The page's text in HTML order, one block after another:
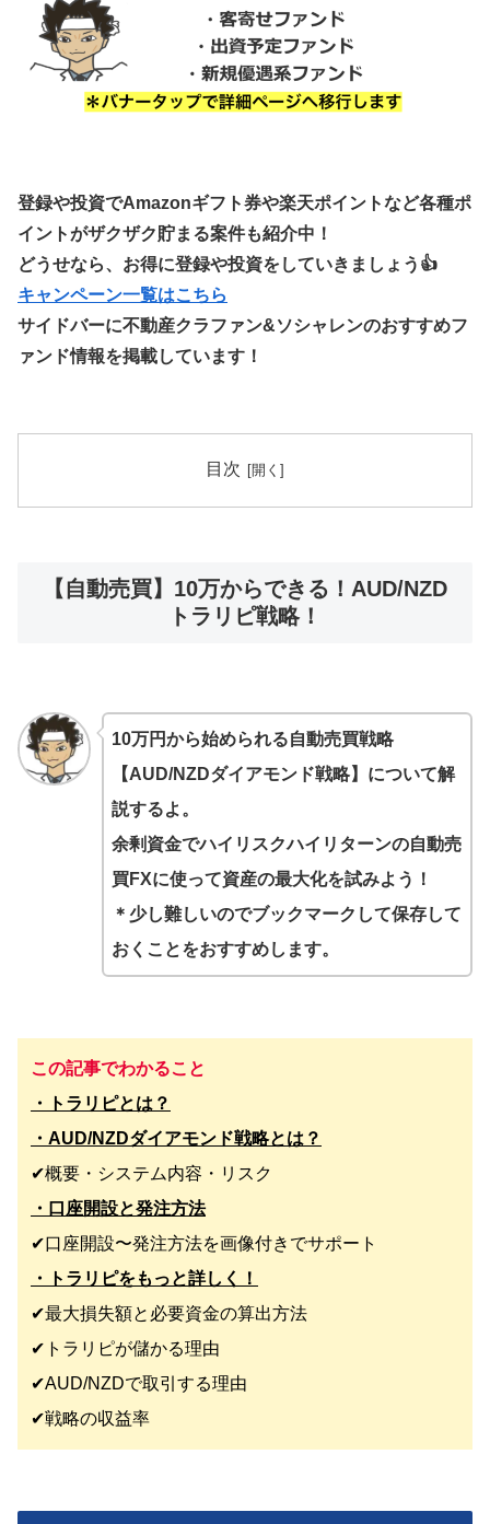
登録や投資でAmazonギフト券や楽天ポイントなど各種ポ
イントがザクザク貯まる案件も紹介中！
どうせなら、お得に登録や投資をしていきましょう👍
キャンペーン一覧はこちら
サイドバーに不動産クラファン&ソシャレンのおすすめフ
ァンド情報を掲載しています！
目次
【自動売買】10万からできる！AUD/NZD
トラリピ戦略！
10万円から始められる自動売買戦略
【AUD/NZDダイアモンド戦略】について解
説するよ。
余剰資金でハイリスクハイリターンの自動売
買FXに使って資産の最大化を試みよう！
＊少し難しいのでブックマークして保存して
おくことをおすすめします。
この記事でわかること
・トラリピとは？
・AUD/NZDダイアモンド戦略とは？
✔︎概要・システム内容・リスク
・口座開設と発注方法
✔︎口座開設〜発注方法を画像付きでサポート
・トラリピをもっと詳しく！
✔︎最大損失額と必要資金の算出方法
✔︎トラリピが儲かる理由
✔︎AUD/NZDで取引する理由
✔︎戦略の収益率